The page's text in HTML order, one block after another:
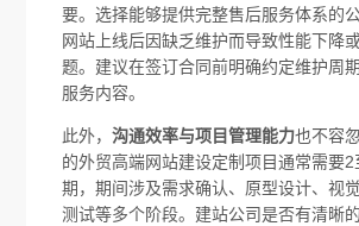
要。选择能够提供完整售后服务体系的
网站上线后因缺乏维护而导致性能下降
题。建议在签订合同前明确约定维护周
服务内容。
此外，沟通效率与项目管理能力也不容
的外贸高端网站建设定制项目通常需要2
期，期间涉及需求确认、原型设计、视
测试等多个阶段。建站公司是否有清晰